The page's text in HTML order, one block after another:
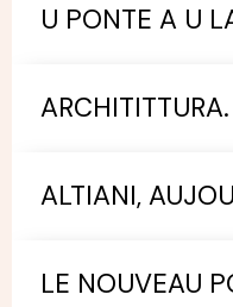
U PONTE A U
ARCHITITTURA.
ALTIANI,
LE NOUVEAU